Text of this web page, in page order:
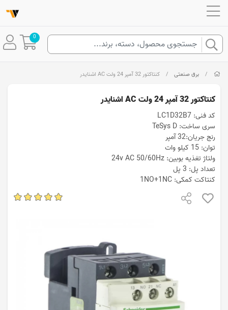
0
/ برق صنعتی / کنتاکتور 32 آمپر 24 ولت AC اشنایدر
کنتاکتور 32 آمپر 24 ولت AC اشنایدر
کد فنی: LC1D32B7
سری ساخت: TeSys D
رنج جریان:32 آمپر
توان: 15 کیلو وات
ولتاژ تغذیه بوبین: 24v AC 50/60Hz
تعداد پل: 3 پل
کنتاکت کمکی: 1NO+1NC